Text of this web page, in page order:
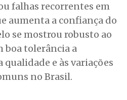
falhas recorrentes em
aumenta a confiança do
se mostrou robusto ao
boa tolerância a
e às variações
no Brasil.